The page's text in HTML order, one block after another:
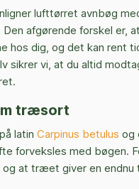
lufttørret avnbøg
afgørende forskel er,
hos dig, og det kan
sikrer vi, at du altid
træsort
latin Carpinus betulus og
forveksles med bøgen.
og at træet giver en